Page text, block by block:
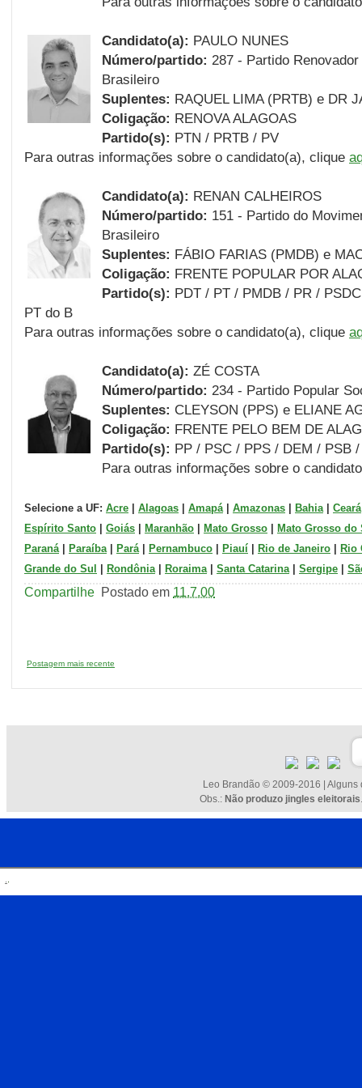
Candidato(a): PAULO NUNES
Número/partido: 287 - Partido
Brasileiro
Suplentes: RAQUEL LIMA (PRTB) e DR
Coligação: RENOVA ALAGOAS
Partido(s): PTN / PRTB / PV
Para outras informações sobre o candidato(a), clique
Candidato(a): RENAN CALHEIROS
Número/partido: 151 - Partido do
Brasileiro
Suplentes: FÁBIO FARIAS (PMDB) e
Coligação: FRENTE POPULAR POR
Partido(s): PDT / PT / PMDB / PR /
PT do B
Para outras informações sobre o candidato(a), clique
Candidato(a): ZÉ COSTA
Número/partido: 234 - Partido Popular
Suplentes: CLEYSON (PPS) e ELIANE
Coligação: FRENTE PELO BEM DE
Partido(s): PP / PSC / PPS / DEM / PSB
Para outras informações sobre o
Selecione a UF: Acre Alagoas Amapá| Amazonas Bahia| Ceará
Espírito Santo
Goiás Maranhão Mato Grosso
Mato Grosso do
Paraná| Paraíba| Pará| Pernambuco Piauí Rio de Janeiro
Rio
Grande do Sul
Rondônia| Roraima| Santa Catarina| Sergipe
Compartilhe Postado em 11.7.00
Postagem mais recente
Leo Brandão © 2009-2016 |
Obs.: Não produzo jingles eleitorais